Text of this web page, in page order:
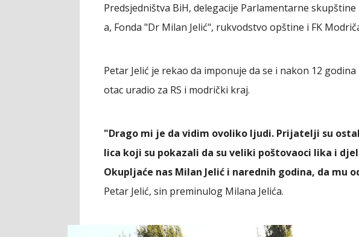
Predsjedništva BiH, delegacije Parlamentarne skupštine
a, Fonda "Dr Milan Jelić", rukvodstvo opštine i FK
Petar Jelić je rekao da imponuje da se i nakon 12
otac uradio za RS i modrički kraj.
"Drago mi je da vidim ovoliko ljudi. Prijatelji su
lica koji su pokazali da su veliki poštovaoci lika i
Okupljaće nas Milan Jelić i narednih godina, da mu
Petar Jelić, sin preminulog Milana Jelića.